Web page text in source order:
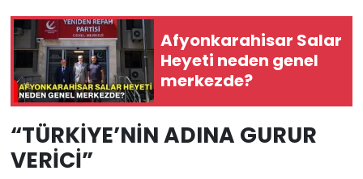
Afyonkarahisar Salar
Heyeti neden genel
merkezde?
“TÜRKİYE’NİN ADINA GURUR
VERİCİ”